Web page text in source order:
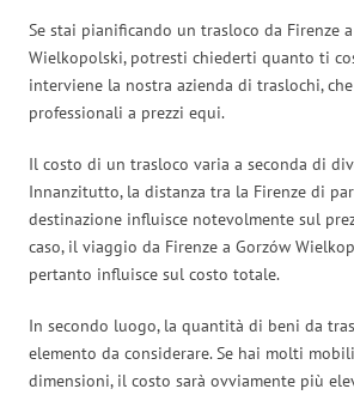
Se stai pianificando un trasloco da Firenze
Wielkopolski, potresti chiederti quanto ti
interviene la nostra azienda di traslochi,
professionali a prezzi equi.
Il costo di un trasloco varia a seconda di
Innanzitutto, la distanza tra la Firenze di
destinazione influisce notevolmente sul
caso, il viaggio da Firenze a Gorzów
pertanto influisce sul costo totale.
In secondo luogo, la quantità di beni da
elemento da considerare. Se hai molti
dimensioni, il costo sarà ovviamente più